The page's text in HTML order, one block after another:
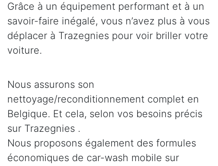
Grâce à un équipement performant et à un
savoir-faire inégalé, vous n’avez plus à vous
déplacer à Trazegnies pour voir briller votre
voiture.
Nous assurons son
nettoyage/reconditionnement complet en
Belgique. Et cela, selon vos besoins précis
sur Trazegnies .
Nous proposons également des formules
économiques de car-wash mobile sur